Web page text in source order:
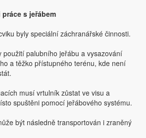
s jeřábem
byly speciální záchranářské činnosti.
použití palubního jeřábu a vysazování
a těžko přístupného terénu, kde není
musí vrtulník zůstat ve visu a
spuštěni pomocí jeřábového systému.
být následně transportován i zraněný